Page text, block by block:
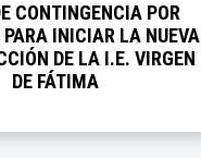
CONTINGENCIA POR
INICIAR LA NUEVA
DE LA I.E. VIRGEN
DE FÁTIMA